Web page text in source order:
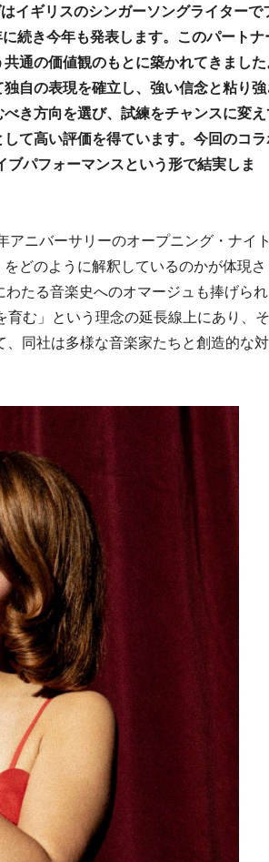
イギリスのシンガーソングライターで
続き今年も発表します。このパートナ
通の価値観のもとに築かれてきました
自の表現を確立し、強い信念と粘り強
き方向を選び、試練をチャンスに変え
て高い評価を得ています。今回のコ
パフォーマンスという形で結実しま
ニバーサリーのオープニング・ナイト
どのように解釈しているのかが体現さ
たる音楽史へのオマージュも捧げられ
む」という理念の延長線上にあり、そ
同社は多様な音楽家たちと創造的な対